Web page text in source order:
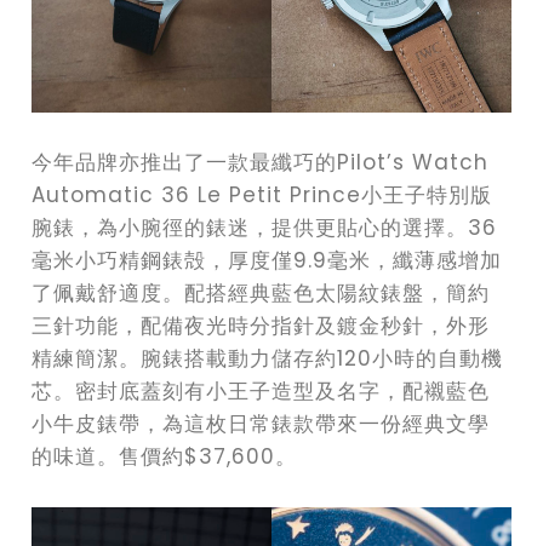
今年品牌亦推出了一款最纖巧的Pilot’s Watch
Automatic 36 Le Petit Prince小王子特別版
腕錶，為小腕徑的錶迷，提供更貼心的選擇。36
毫米小巧精鋼錶殻，厚度僅9.9毫米，纖薄感增加
了佩戴舒適度。配搭經典藍色太陽紋錶盤，簡約
三針功能，配備夜光時分指針及鍍金秒針，外形
精練簡潔。腕錶搭載動力儲存約120小時的自動機
芯。密封底蓋刻有小王子造型及名字，配襯藍色
小牛皮錶帶，為這枚日常錶款帶來一份經典文學
的味道。售價約$37,600。